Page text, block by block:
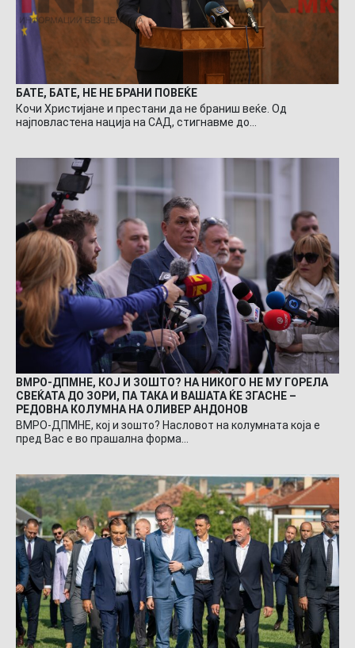
БАТЕ, БАТЕ, НЕ НЕ БРАНИ ПОВЕЌЕ
Кочи Христијане и престани да не браниш веќе. Од
најповластена нација на САД, стигнавме до…
ВМРО-ДПМНЕ, КОЈ И ЗОШТО? НА НИКОГО НЕ МУ ГОРЕЛА
СВЕЌАТА ДО ЗОРИ, ПА ТАКА И ВАШАТА ЌЕ ЗГАСНЕ –
РЕДОВНА КОЛУМНА НА ОЛИВЕР АНДОНОВ
ВМРО-ДПМНЕ, кој и зошто? Насловот на колумната која е
пред Вас е во прашална форма…